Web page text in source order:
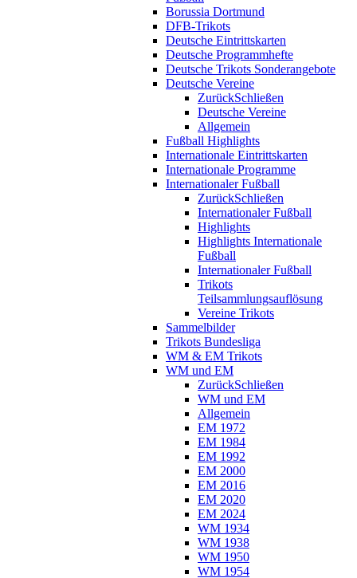
Borussia Dortmund
DFB-Trikots
Deutsche Eintrittskarten
Deutsche Programmhefte
Deutsche Trikots Sonderangebote
Deutsche Vereine
ZurückSchließen
Deutsche Vereine
Allgemein
Fußball Highlights
Internationale Eintrittskarten
Internationale Programme
Internationaler Fußball
ZurückSchließen
Internationaler Fußball
Highlights
Highlights Internationale
Fußball
Internationaler Fußball
Trikots
Teilsammlungsauflösung
Vereine Trikots
Sammelbilder
Trikots Bundesliga
WM & EM Trikots
WM und EM
ZurückSchließen
WM und EM
Allgemein
EM 1972
EM 1984
EM 1992
EM 2000
EM 2016
EM 2020
EM 2024
WM 1934
WM 1938
WM 1950
WM 1954